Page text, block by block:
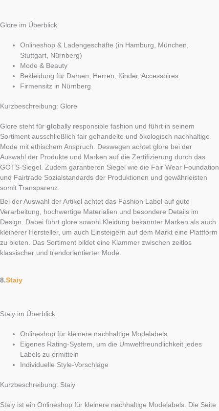
Glore im Überblick
Onlineshop & Ladengeschäfte (in Hamburg, München,
Stuttgart, Nürnberg)
Mode & Beauty
Bekleidung für Damen, Herren, Kinder, Accessoires
Firmensitz in Nürnberg
Kurzbeschreibung: Glore
Glore steht für gl obally responsible fashion und führt in seinem
Sortiment ausschließlich fair gehandelte und ökologisch nachhaltige
Mode mit ethischem Anspruch. Deswegen achtet glore bei der
Auswahl der Produkte und Marken auf die Zertifizierung durch das
GOTS-Siegel. Zudem garantieren Siegel wie die Fair Wear Foundation
und Fairtrade Sozialstandards der Produktionen und gewährleisten
somit Transparenz.
Bei der Auswahl der Artikel achtet das Fashion Label auf gute
Verarbeitung, hochwertige Materialien und besondere Details im
Design. Dabei führt glore sowohl Kleidung bekannter Marken als auch
kleinerer Hersteller, um auch Einsteigern auf dem Markt eine Plattform
zu bieten. Das Sortiment bildet eine Klammer zwischen zeitlos
klassischer und trendorientierter Mode.
8.Staiy
Staiy im Überblick
Onlineshop für kleinere nachhaltige Modelabels
Eigenes Rating-System, um die Umweltfreundlichkeit jedes
Labels zu ermitteln
Individuelle Style-Vorschläge
Kurzbeschreibung: Staiy
Staiy ist ein Onlineshop für kleinere nachhaltige Modelabels. Die Seite